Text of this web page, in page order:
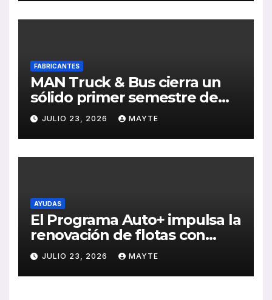
FABRICANTES
MAN Truck & Bus cierra un
sólido primer semestre de
2026 con crecimiento en
ventas, pedidos y
rentabilidad
JULIO 23, 2026 MAYTE
AYUDAS
El Programa Auto+ impulsa la
renovación de flotas con
ayudas a vehículos eléctricos
ligeros
JULIO 23, 2026 MAYTE